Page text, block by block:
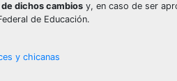
dichos cambios y, en caso de ser
de Educación.
y chicanas